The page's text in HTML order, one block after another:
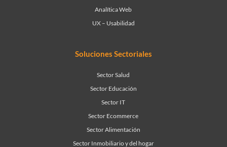
Analítica Web
UX – Usabilidad
Soluciones Sectoriales
Sector Salud
Sector Educación
Sector IT
Sector Ecommerce
Sector Alimentación
Sector Inmobiliario y del hogar